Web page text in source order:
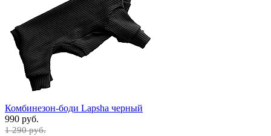
Комбинезон-боди Lapsha черный
990 руб.
1 290 руб.